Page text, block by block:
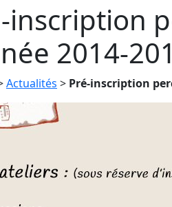
inscription
2014-
Actualités > Pré-inscription